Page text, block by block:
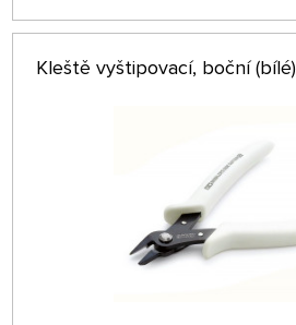
Kleště vyštipovací, boční (bílé)